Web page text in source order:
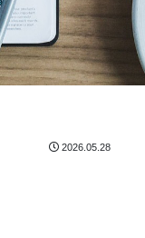
2026.05.28